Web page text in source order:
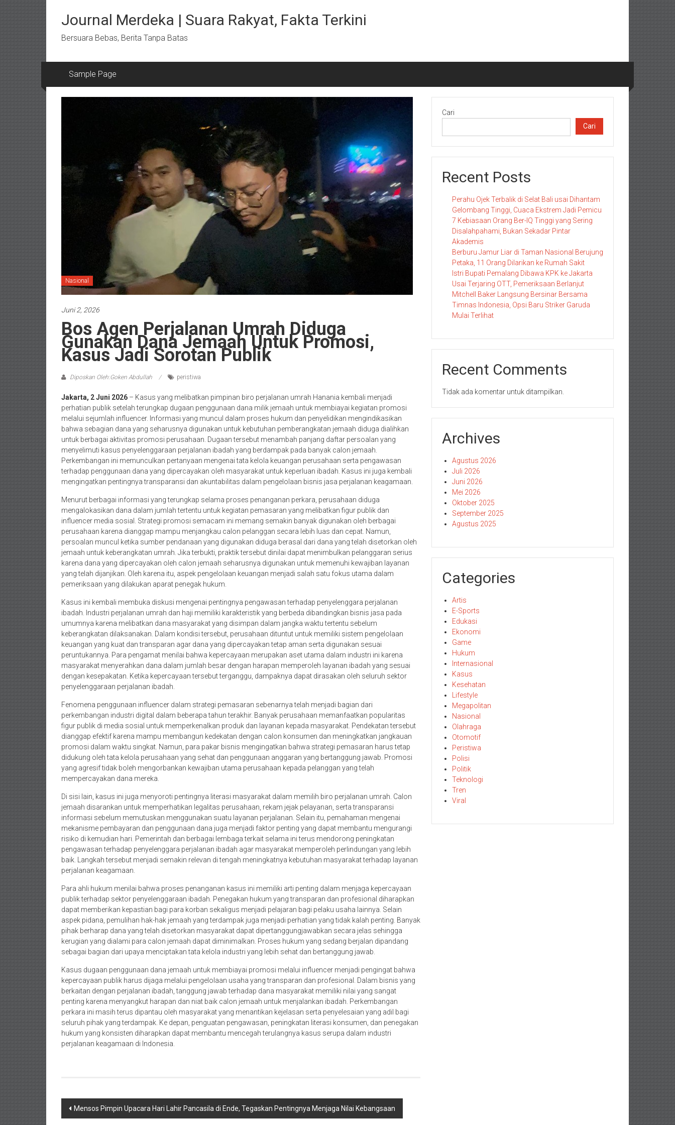
kontenJournal Merdeka | Suara Rakyat, Fakta Terkini
Bersuara Bebas, Berita Tanpa Batas
Sample Page
Nasional
Juni 2, 2026
Bos Agen Perjalanan Umrah Diduga
Gunakan Dana Jemaah Untuk Promosi,
Kasus Jadi Sorotan Publik
Diposkan Oleh:Goken Abdullah peristiwa
Jakarta, 2 Juni 2026 – Kasus yang melibatkan pimpinan biro perjalanan umrah Hanania kembali menjadi
perhatian publik setelah terungkap dugaan penggunaan dana milik jemaah untuk membiayai kegiatan promosi
melalui sejumlah influencer. Informasi yang muncul dalam proses hukum dan penyelidikan mengindikasikan
bahwa sebagian dana yang seharusnya digunakan untuk kebutuhan pemberangkatan jemaah diduga dialihkan
untuk berbagai aktivitas promosi perusahaan. Dugaan tersebut menambah panjang daftar persoalan yang
menyelimuti kasus penyelenggaraan perjalanan ibadah yang berdampak pada banyak calon jemaah.
Perkembangan ini memunculkan pertanyaan mengenai tata kelola keuangan perusahaan serta pengawasan
terhadap penggunaan dana yang dipercayakan oleh masyarakat untuk keperluan ibadah. Kasus ini juga kembali
mengingatkan pentingnya transparansi dan akuntabilitas dalam pengelolaan bisnis jasa perjalanan keagamaan.
Menurut berbagai informasi yang terungkap selama proses penanganan perkara, perusahaan diduga
mengalokasikan dana dalam jumlah tertentu untuk kegiatan pemasaran yang melibatkan figur publik dan
influencer media sosial. Strategi promosi semacam ini memang semakin banyak digunakan oleh berbagai
perusahaan karena dianggap mampu menjangkau calon pelanggan secara lebih luas dan cepat. Namun,
persoalan muncul ketika sumber pendanaan yang digunakan diduga berasal dari dana yang telah disetorkan oleh
jemaah untuk keberangkatan umrah. Jika terbukti, praktik tersebut dinilai dapat menimbulkan pelanggaran serius
karena dana yang dipercayakan oleh calon jemaah seharusnya digunakan untuk memenuhi kewajiban layanan
yang telah dijanjikan. Oleh karena itu, aspek pengelolaan keuangan menjadi salah satu fokus utama dalam
pemeriksaan yang dilakukan aparat penegak hukum.
Kasus ini kembali membuka diskusi mengenai pentingnya pengawasan terhadap penyelenggara perjalanan
ibadah. Industri perjalanan umrah dan haji memiliki karakteristik yang berbeda dibandingkan bisnis jasa pada
umumnya karena melibatkan dana masyarakat yang disimpan dalam jangka waktu tertentu sebelum
keberangkatan dilaksanakan. Dalam kondisi tersebut, perusahaan dituntut untuk memiliki sistem pengelolaan
keuangan yang kuat dan transparan agar dana yang dipercayakan tetap aman serta digunakan sesuai
peruntukannya. Para pengamat menilai bahwa kepercayaan merupakan aset utama dalam industri ini karena
masyarakat menyerahkan dana dalam jumlah besar dengan harapan memperoleh layanan ibadah yang sesuai
dengan kesepakatan. Ketika kepercayaan tersebut terganggu, dampaknya dapat dirasakan oleh seluruh sektor
penyelenggaraan perjalanan ibadah.
Fenomena penggunaan influencer dalam strategi pemasaran sebenarnya telah menjadi bagian dari
perkembangan industri digital dalam beberapa tahun terakhir. Banyak perusahaan memanfaatkan popularitas
figur publik di media sosial untuk memperkenalkan produk dan layanan kepada masyarakat. Pendekatan tersebut
dianggap efektif karena mampu membangun kedekatan dengan calon konsumen dan meningkatkan jangkauan
promosi dalam waktu singkat. Namun, para pakar bisnis mengingatkan bahwa strategi pemasaran harus tetap
didukung oleh tata kelola perusahaan yang sehat dan penggunaan anggaran yang bertanggung jawab. Promosi
yang agresif tidak boleh mengorbankan kewajiban utama perusahaan kepada pelanggan yang telah
mempercayakan dana mereka.
Di sisi lain, kasus ini juga menyoroti pentingnya literasi masyarakat dalam memilih biro perjalanan umrah. Calon
jemaah disarankan untuk memperhatikan legalitas perusahaan, rekam jejak pelayanan, serta transparansi
informasi sebelum memutuskan menggunakan suatu layanan perjalanan. Selain itu, pemahaman mengenai
mekanisme pembayaran dan penggunaan dana juga menjadi faktor penting yang dapat membantu mengurangi
risiko di kemudian hari. Pemerintah dan berbagai lembaga terkait selama ini terus mendorong peningkatan
pengawasan terhadap penyelenggara perjalanan ibadah agar masyarakat memperoleh perlindungan yang lebih
baik. Langkah tersebut menjadi semakin relevan di tengah meningkatnya kebutuhan masyarakat terhadap layanan
perjalanan keagamaan.
Para ahli hukum menilai bahwa proses penanganan kasus ini memiliki arti penting dalam menjaga kepercayaan
publik terhadap sektor penyelenggaraan ibadah. Penegakan hukum yang transparan dan profesional diharapkan
dapat memberikan kepastian bagi para korban sekaligus menjadi pelajaran bagi pelaku usaha lainnya. Selain
aspek pidana, pemulihan hak-hak jemaah yang terdampak juga menjadi perhatian yang tidak kalah penting. Banyak
pihak berharap dana yang telah disetorkan masyarakat dapat dipertanggungjawabkan secara jelas sehingga
kerugian yang dialami para calon jemaah dapat diminimalkan. Proses hukum yang sedang berjalan dipandang
sebagai bagian dari upaya menciptakan tata kelola industri yang lebih sehat dan bertanggung jawab.
Kasus dugaan penggunaan dana jemaah untuk membiayai promosi melalui influencer menjadi pengingat bahwa
kepercayaan publik harus dijaga melalui pengelolaan usaha yang transparan dan profesional. Dalam bisnis yang
berkaitan dengan perjalanan ibadah, tanggung jawab terhadap dana masyarakat memiliki nilai yang sangat
penting karena menyangkut harapan dan niat baik calon jemaah untuk menjalankan ibadah. Perkembangan
perkara ini masih terus dipantau oleh masyarakat yang menantikan kejelasan serta penyelesaian yang adil bagi
seluruh pihak yang terdampak. Ke depan, penguatan pengawasan, peningkatan literasi konsumen, dan penegakan
hukum yang konsisten diharapkan dapat membantu mencegah terulangnya kasus serupa dalam industri
perjalanan keagamaan di Indonesia.
Navigasi
Mensos Pimpin Upacara Hari Lahir Pancasila di Ende, Tegaskan Pentingnya Menjaga Nilai Kebangsaan
Cari
Cari
Recent Posts
Perahu Ojek Terbalik di Selat Bali usai Dihantam
Gelombang Tinggi, Cuaca Ekstrem Jadi Pemicu
7 Kebiasaan Orang Ber-IQ Tinggi yang Sering
Disalahpahami, Bukan Sekadar Pintar
Akademis
Berburu Jamur Liar di Taman Nasional Berujung
Petaka, 11 Orang Dilarikan ke Rumah Sakit
Istri Bupati Pemalang Dibawa KPK ke Jakarta
Usai Terjaring OTT, Pemeriksaan Berlanjut
Mitchell Baker Langsung Bersinar Bersama
Timnas Indonesia, Opsi Baru Striker Garuda
Mulai Terlihat
Recent Comments
Tidak ada komentar untuk ditampilkan.
Archives
Agustus 2026
Juli 2026
Juni 2026
Mei 2026
Oktober 2025
September 2025
Agustus 2025
Categories
Artis
E-Sports
Edukasi
Ekonomi
Game
Hukum
Internasional
Kasus
Kesehatan
Lifestyle
Megapolitan
Nasional
Olahraga
Otomotif
Peristiwa
Polisi
Politik
Teknologi
Tren
Viral